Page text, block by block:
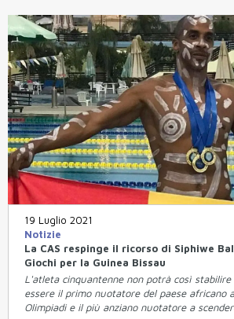
19 Luglio 2021
Notizie
La CAS respinge il ricorso di Siphiwe
Giochi per la Guinea Bissau
L'atleta cinquantenne non potrà così stabilire
essere il primo nuotatore del paese africano
Olimpiadi e il più anziano nuotatore a